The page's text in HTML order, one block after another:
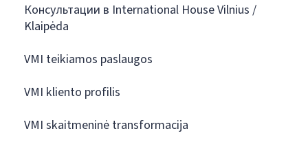
Консультации в International House Vilnius /
Klaipėda
VMI teikiamos paslaugos
VMI kliento profilis
VMI skaitmeninė transformacija